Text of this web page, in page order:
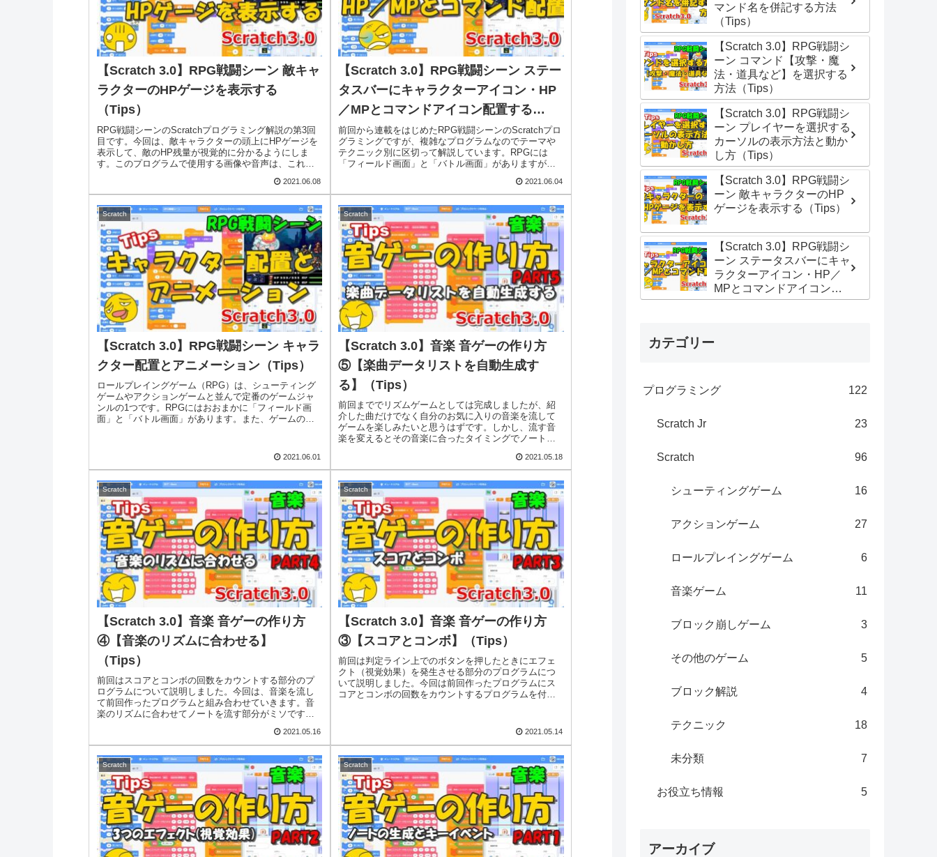
【Scratch 3.0】RPG戦闘シーン 敵キャ
ラクターのHPゲージを表示する
（Tips）
RPG戦闘シーンのScratchプログラミング解説の第3回
目です。今回は、敵キャラクターの頭上にHPゲージを
表示して、敵のHP残量が視覚的に分かるようにしま
す。このプログラムで使用する画像や音声は、これま
2021.06.08
【Scratch 3.0】RPG戦闘シーン ステー
タスバーにキャラクターアイコン・HP
／MPとコマンドアイコン配置する
（Tips）
前回から連載をはじめたRPG戦闘シーンのScratchプロ
グラミングですが、複雑なプログラムなのでテーマや
テクニック別に区切って解説しています。RPGには
「フィールド画面」と「バトル画面」がありますが、
2021.06.04
Scratch
【Scratch 3.0】RPG戦闘シーン キャラ
クター配置とアニメーション（Tips）
ロールプレイングゲーム（RPG）は、シューティング
ゲームやアクションゲームと並んで定番のゲームジャ
ンルの1つです。RPGにはおおまかに「フィールド画
面」と「バトル画面」があります。また、ゲームの全
2021.06.01
Scratch
【Scratch 3.0】音楽 音ゲーの作り方
⑤【楽曲データリストを自動生成す
る】（Tips）
前回まででリズムゲームとしては完成しましたが、紹
介した曲だけでなく自分のお気に入りの音楽を流して
ゲームを楽しみたいと思うはずです。しかし、流す音
楽を変えるとその音楽に合ったタイミングでノートを
2021.05.18
Scratch
【Scratch 3.0】音楽 音ゲーの作り方
④【音楽のリズムに合わせる】
（Tips）
前回はスコアとコンボの回数をカウントする部分のプ
ログラムについて説明しました。今回は、音楽を流し
て前回作ったプログラムと組み合わせていきます。音
楽のリズムに合わせてノートを流す部分がミソです。
2021.05.16
Scratch
【Scratch 3.0】音楽 音ゲーの作り方
③【スコアとコンボ】（Tips）
前回は判定ライン上でのボタンを押したときにエフェ
クト（視覚効果）を発生させる部分のプログラムにつ
いて説明しました。今回は前回作ったプログラムにス
コアとコンボの回数をカウントするプログラムを付け
2021.05.14
Scratch Scratch
マンド名を併記する方法
（Tips）
【Scratch 3.0】RPG戦闘シ
ーン コマンド【攻撃・魔
法・道具など】を選択する
方法（Tips）
【Scratch 3.0】RPG戦闘シ
ーン プレイヤーを選択する
カーソルの表示方法と動か
し方（Tips）
【Scratch 3.0】RPG戦闘シ
ーン 敵キャラクターのHP
ゲージを表示する（Tips）
【Scratch 3.0】RPG戦闘シ
ーン ステータスバーにキャ
ラクターアイコン・HP／
MPとコマンドアイコン配
置する（Tips）
カテゴリー
プログラミング 122
Scratch Jr 23
Scratch 96
シューティングゲーム 16
アクションゲーム 27
ロールプレイングゲーム 6
音楽ゲーム 11
ブロック崩しゲーム 3
その他のゲーム 5
ブロック解説 4
テクニック 18
未分類 7
お役立ち情報 5
アーカイブ